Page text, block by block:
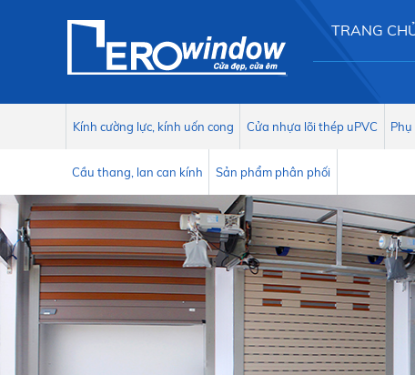
TRANG
Kính cường lực, kính uốn cong Cửa nhựa lõi thép uPVC
Cầu thang, lan can kính Sản phẩm phân phối